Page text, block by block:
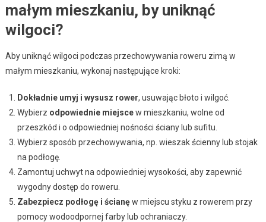
małym mieszkaniu, by uniknąć
wilgoci?
Aby uniknąć wilgoci podczas przechowywania roweru zimą w
małym mieszkaniu, wykonaj następujące kroki:
Dokładnie umyj i wysusz rower, usuwając błoto i wilgoć.
Wybierz odpowiednie miejscew mieszkaniu, wolne od
przeszkód i o odpowiedniej nośności ściany lub sufitu.
Wybierz sposób przechowywania, np. wieszak ścienny lub stojak
na podłogę.
Zamontuj uchwyt na odpowiedniej wysokości, aby zapewnić
wygodny dostęp do roweru.
Zabezpiecz podłogę i ścianęw miejscu styku z rowerem przy
pomocy wodoodpornej farby lub ochraniaczy.